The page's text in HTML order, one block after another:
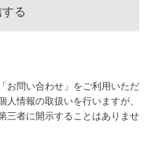
お問い合わせ」をご利用いただ
情報の取扱いを行いますが、
三者に開示することはありませ